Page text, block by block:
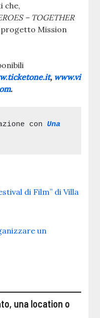
che,
– TOGETHER
Mission
, www.vi
.
con Una
di Film” di Villa
un
una location o